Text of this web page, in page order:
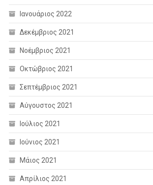
Ιανουάριος 2022
Δεκέμβριος 2021
Νοέμβριος 2021
Οκτώβριος 2021
Σεπτέμβριος 2021
Αύγουστος 2021
Ιούλιος 2021
Ιούνιος 2021
Μάιος 2021
Απρίλιος 2021